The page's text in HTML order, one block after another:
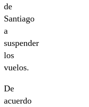
de
Santiago
a
suspender
los
vuelos.
De
acuerdo